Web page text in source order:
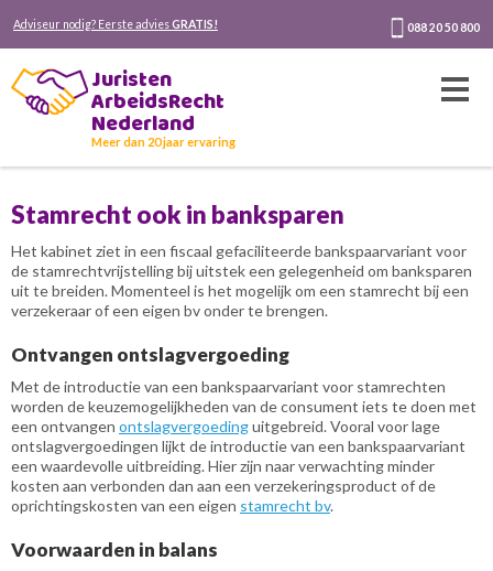
Adviseur nodig? Eerste adviesGRATIS! 088 20 50 800
Juristen
ArbeidsRecht
Nederland
Meer dan 20 jaar ervaring
Stamrecht ook in banksparen
Het kabinet ziet in een fiscaal gefaciliteerde bankspaarvariant voor
de stamrechtvrijstelling bij uitstek een gelegenheid om banksparen
uit te breiden. Momenteel is het mogelijk om een stamrecht bij een
verzekeraar of een eigen bv onder te brengen.
Ontvangen ontslagvergoeding
Met de introductie van een bankspaarvariant voor stamrechten
worden de keuzemogelijkheden van de consument iets te doen met
een ontvangen ontslagvergoedinguitgebreid. Vooral voor lage
ontslagvergoedingen lijkt de introductie van een bankspaarvariant
een waardevolle uitbreiding. Hier zijn naar verwachting minder
kosten aan verbonden dan aan een verzekeringsproduct of de
oprichtingskosten van een eigen stamrecht bv.
Voorwaarden in balans